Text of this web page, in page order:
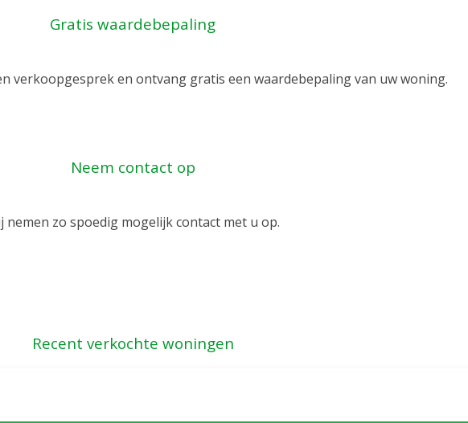
Gratis waardebepaling
verkoopgesprek en ontvang gratis een waardebepaling van uw woning.
Neem contact op
nemen zo spoedig mogelijk contact met u op.
Recent verkochte woningen